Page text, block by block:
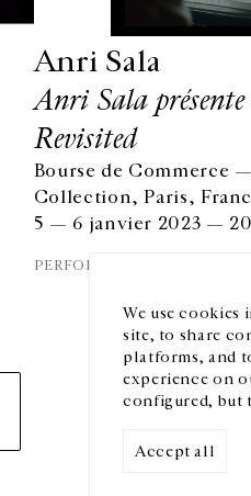
We use
site, to share
platforms, and
experience on
configured, but
Accept all
Anri Sala
Anri Sala
Revisited
Bourse de Commerce
Collection, Paris,
5 — 6 janvier 2023 —
PERFORMANCE
EN FR 中文
Inscrivez-vous